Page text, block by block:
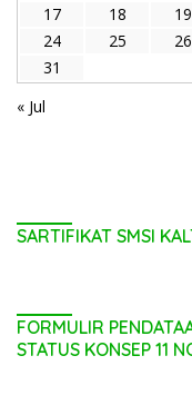
17
18 19
24
25 26
31
« Jul
SARTIFIKAT SMSI
FORMULIR
STATUS KONSEP 11